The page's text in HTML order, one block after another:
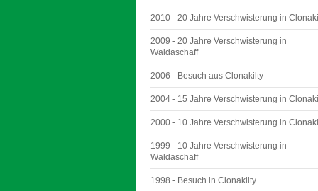
2010 - 20 Jahre Verschwisterung in
2009 - 20 Jahre Verschwisterung in
Waldaschaff
2006 - Besuch aus Clonakilty
2004 - 15 Jahre Verschwisterung in
2000 - 10 Jahre Verschwisterung in
1999 - 10 Jahre Verschwisterung in
Waldaschaff
1998 - Besuch in Clonakilty